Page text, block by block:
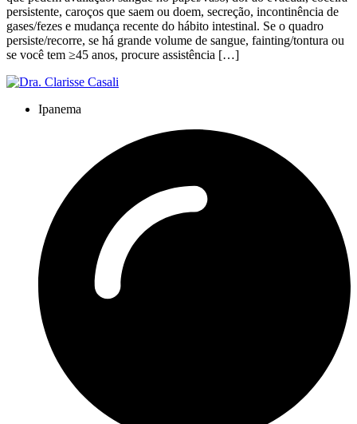
persistente, caroços que saem ou doem, secreção, incontinência de
gases/fezes e mudança recente do hábito intestinal. Se o quadro
persiste/recorre, se há grande volume de sangue, fainting/tontura ou
se você tem ≥45 anos, procure assistência […]
Ipanema